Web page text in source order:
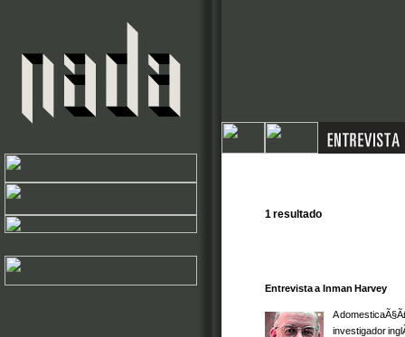
1 resultado
Entrevista a Inman Harvey
A
investigador